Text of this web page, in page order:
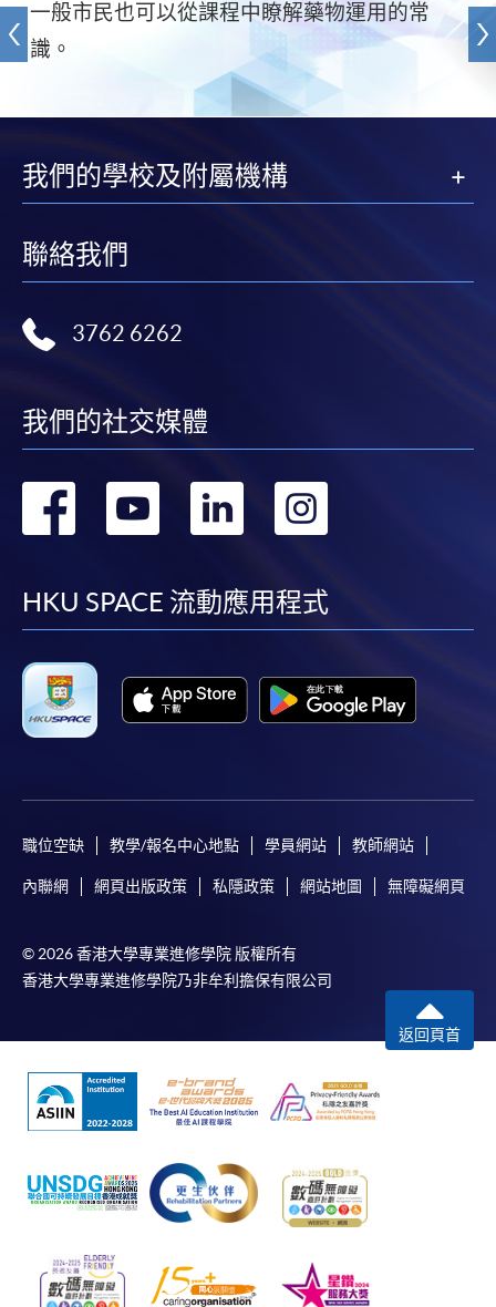
一般市民也可以從課程中瞭解藥物運用的常
識。
我們的學校及附屬機構
聯絡我們
3762 6262
我們的社交媒體
轉
facebook
轉
youtube
轉
linkedin
HKU SPACE 流動應用程式
職位空缺 教學/報名中心地點 學員網站 教師網站
內聯網 網頁出版政策 私隱政策 網站地圖 無障礙網頁
© 2026 香港大學專業進修學院 版權所有
香港大學專業進修學院乃非牟利擔保有限公司
返回頁首